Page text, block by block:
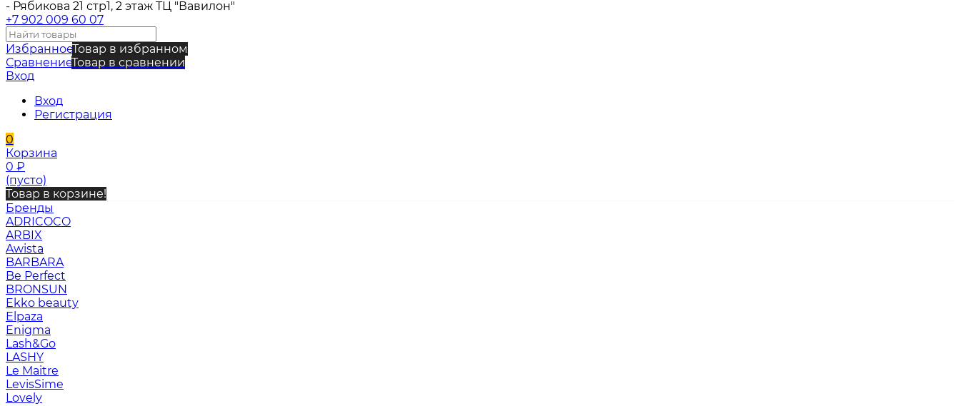
- Рябикова 21 стр1, 2 этаж ТЦ "Вавилон"
+7 902 009 60 07
ИзбранноеТовар в избранном
СравнениеТовар в сравнении
Вход
Вход
Регистрация
0
Корзина
0 ₽
(пусто)
Товар в корзине!
Бренды
ADRICOCO
ARBIX
Awista
BARBARA
Be Perfect
BRONSUN
Ekko beauty
Elpaza
Enigma
Lash&Go
LASHY
Le Maitre
LevisSime
Lovely